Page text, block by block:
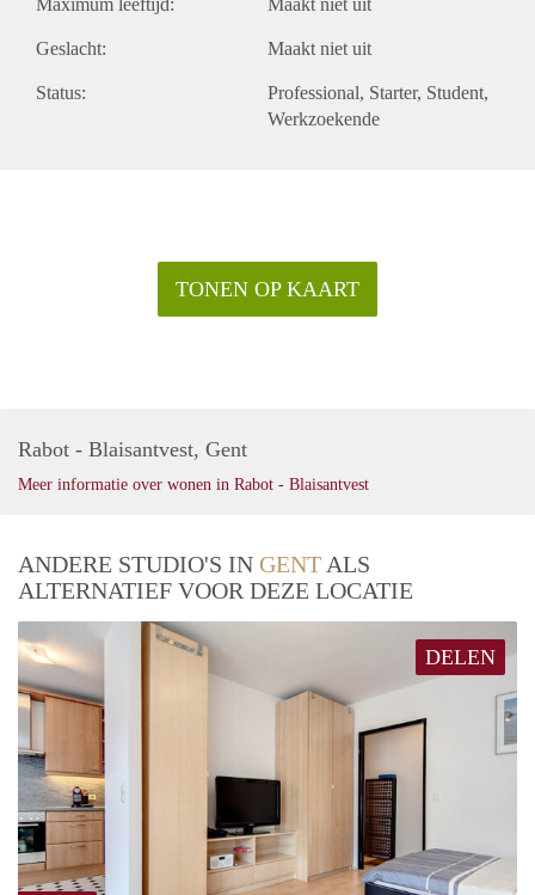
Geslacht: Maakt niet uit
Status: Professional Starter Student
Werkzoekende
TONEN OP KAART
Rabot - Blaisantvest, Gent
Meer informatie over wonen in Rabot - Blaisantvest
ANDERE STUDIO'S IN GENT ALS
ALTERNATIEF VOOR DEZE LOCATIE
DELEN